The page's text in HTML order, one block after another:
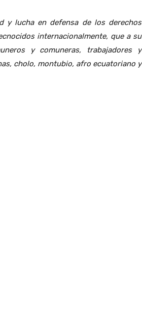
y lucha en defensa de los derechos
internacionalmente, que a su
y comuneras, trabajadores y
cholo, montubio, afro ecuatoriano y